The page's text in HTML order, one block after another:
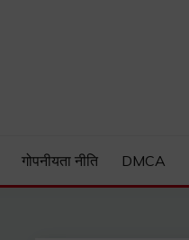
गोपनीयता नीति DMCA